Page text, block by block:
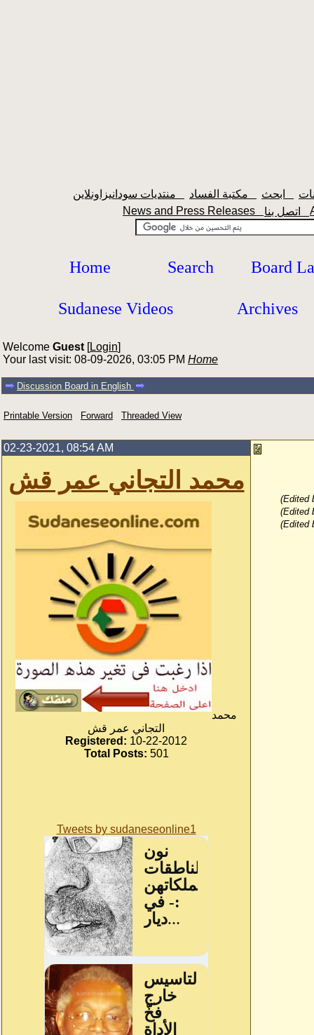
News and Press Releases
Home Search Board
Sudanese Videos Archives
Welcome Guest [Login]
Your last visit: 08-09-2026, 03:05 PM Home
Discussion Board in English
Printable Version Forward Threaded View
02-23-2021, 08:54 AM
محمد التجاني عمر قش
محمد
التجاني عمر قش
Registered: 10-22-2012
Total Posts: 501
Tweets by sudaneseonline1
(Edited
(Edited
(Edited